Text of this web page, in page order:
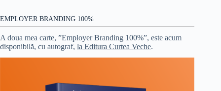
EMPLOYER BRANDING 100%
A doua mea carte, ”Employer Branding 100%”, este acum
disponibilă, cu autograf, la Editura Curtea Veche.